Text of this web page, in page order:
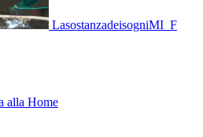
LasostanzadeisogniMI_F
alla Home